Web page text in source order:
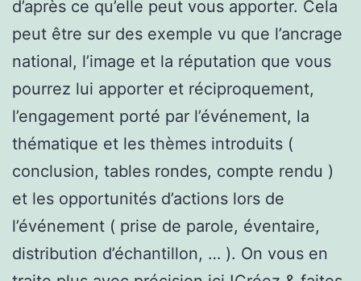
d’après ce qu’elle peut vous apporter. Cela
peut être sur des exemple vu que l’ancrage
national, l’image et la réputation que vous
pourrez lui apporter et réciproquement,
l’engagement porté par l’événement, la
thématique et les thèmes introduits (
conclusion, tables rondes, compte rendu )
et les opportunités d’actions lors de
l’événement ( prise de parole, éventaire,
distribution d’échantillon, … ). On vous en